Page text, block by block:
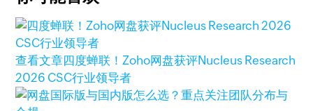
查看文章四度蝉联！Zoho网盘获评Nucleus Research
2026 CSC行业领导者